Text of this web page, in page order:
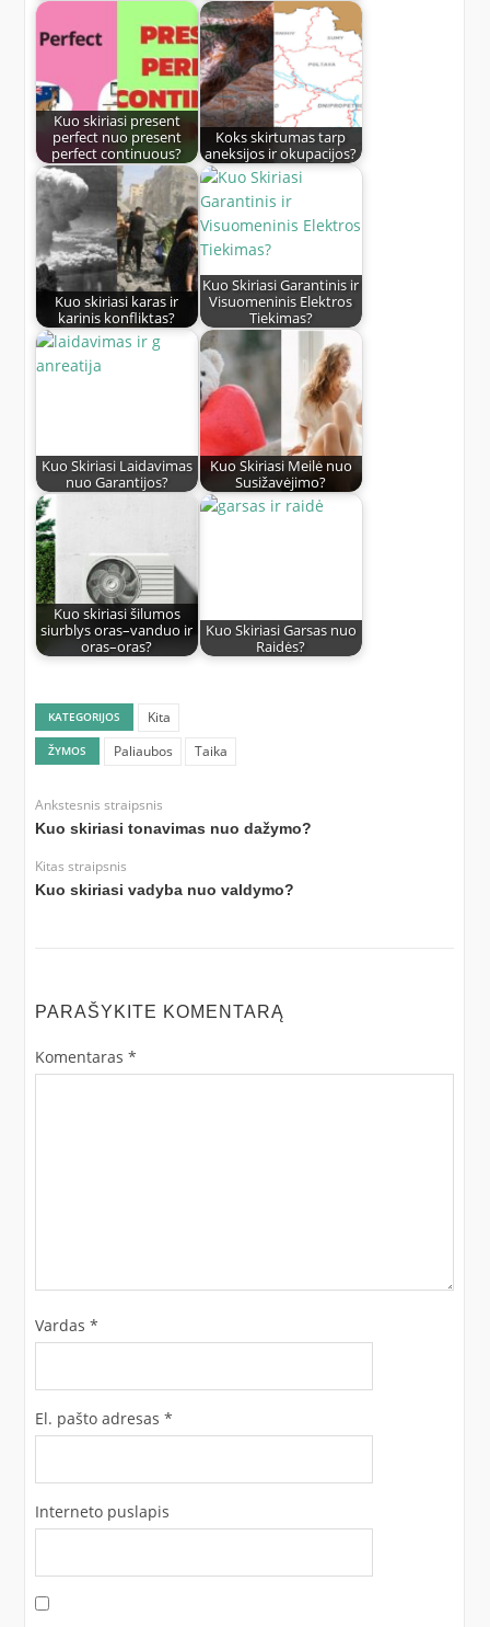
Kuo skiriasi present
perfect nuo present
perfect continuous?
Koks skirtumas tarp
aneksijos ir okupacijos?
Kuo skiriasi karas ir
karinis konfliktas?
Kuo Skiriasi Garantinis ir
Visuomeninis Elektros
Tiekimas?
Kuo Skiriasi Laidavimas
nuo Garantijos?
Kuo Skiriasi Meilė nuo
Susižavėjimo?
Kuo skiriasi šilumos
siurblys oras–vanduo ir
oras–oras?
Kuo Skiriasi Garsas nuo
Raidės?
KATEGORIJOS Kita
ŽYMOS Paliaubos Taika
Ankstesnis straipsnis
Kuo skiriasi tonavimas nuo dažymo?
Kitas straipsnis
Kuo skiriasi vadyba nuo valdymo?
PARAŠYKITE KOMENTARĄ
Komentaras *
Vardas *
El. pašto adresas *
Interneto puslapis